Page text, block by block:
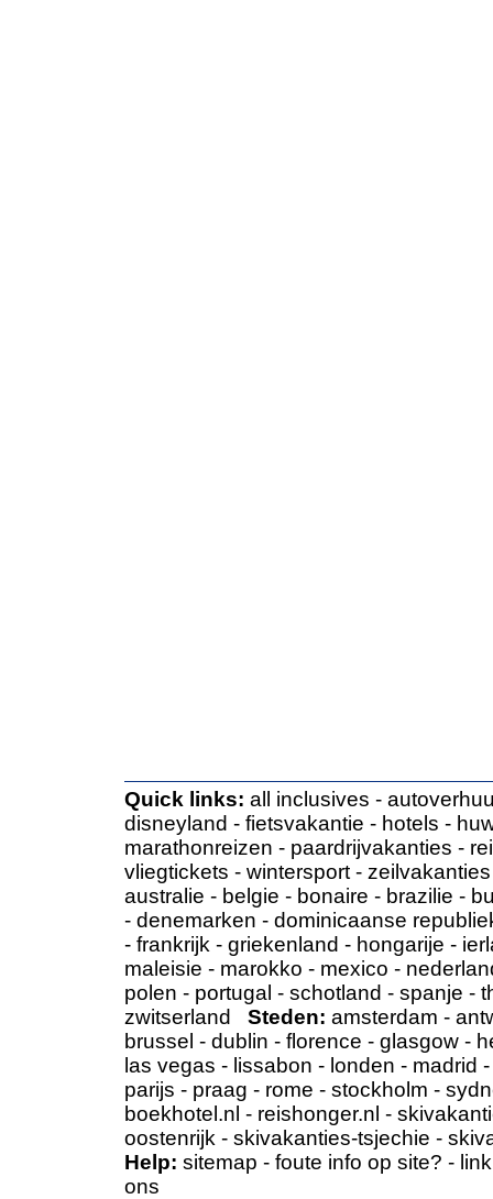
Quick links: all inclusives -
disneyland - fietsvakantie - hotels -
marathonreizen - paardrijvakanties -
vliegtickets - wintersport - zeilvakanties
australie - belgie - bonaire - brazilie -
- denemarken - dominicaanse
- frankrijk - griekenland - hongarije -
maleisie - marokko - mexico -
polen - portugal - schotland - spanje -
zwitserland
Steden: amsterdam -
brussel - dublin - florence - glasgow -
las vegas - lissabon - londen - madrid
parijs - praag - rome - stockholm -
boekhotel.nl - reishonger.nl -
oostenrijk - skivakanties-tsjechie -
Help: sitemap - foute info op site? -
ons